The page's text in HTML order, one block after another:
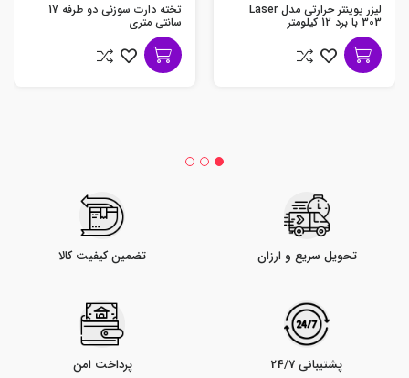
لیزر پوینتر حرارتی مدل Laser
303 با برد 12 کیلومتر
تخته دارت سوزنی دو طرفه 17
سانتی متری
تحویل سریع و ارزان تضمین کیفیت کالا
پشتیبانی 24/7 پرداخت امن